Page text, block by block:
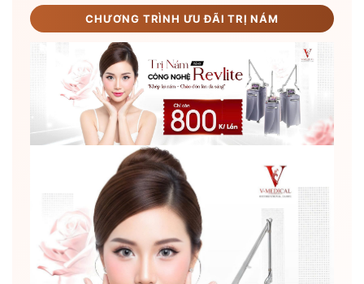
CHƯƠNG TRÌNH ƯU ĐÃI TRỊ NÁM